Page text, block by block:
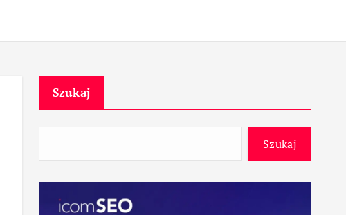
Szukaj
Szukaj